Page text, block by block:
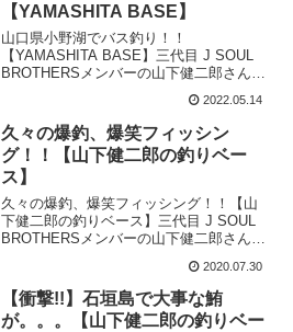
【YAMASHITA BASE】
山口県小野湖でバス釣り！！
【YAMASHITA BASE】三代目 J SOUL
BROTHERSメンバーの山下健二郎さんが
YouTubeチャンネルを開設！その名も
『YAMASHITA BASE』！！今回は『山
口県小野湖でバス釣り！！』をお届...
2022.05.14
久々の爆釣、爆笑フィッシン
グ！！【山下健二郎の釣りベー
ス】
久々の爆釣、爆笑フィッシング！！【山
下健二郎の釣りベース】三代目 J SOUL
BROTHERSメンバーの山下健二郎さんが
『山下健二郎の釣りベース』！！今回は
『久々の爆釣、爆笑フィッシング！！』
をお届...
2020.07.30
【衝撃!!】石垣島で大事な鮪
が。。。【山下健二郎の釣りベー